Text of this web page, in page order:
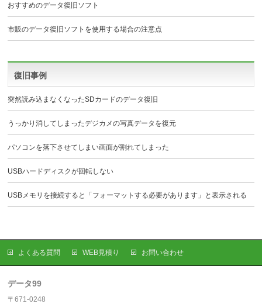
おすすめのデータ復旧ソフト
市販のデータ復旧ソフトを使用する場合の注意点
復旧事例
突然読み込まなくなったSDカードのデータ復旧
うっかり消してしまったデジカメの写真データを復元
パソコンを落下させてしまい画面が割れてしまった
USBハードディスクが回転しない
USBメモリを接続すると「フォーマットする必要があります」と表示される
よくある質問 WEB見積り お問い合わせ
データ99
〒671-0248